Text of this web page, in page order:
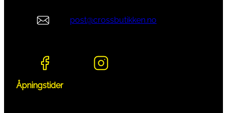
post@crossbutikken.no
Åpningstider